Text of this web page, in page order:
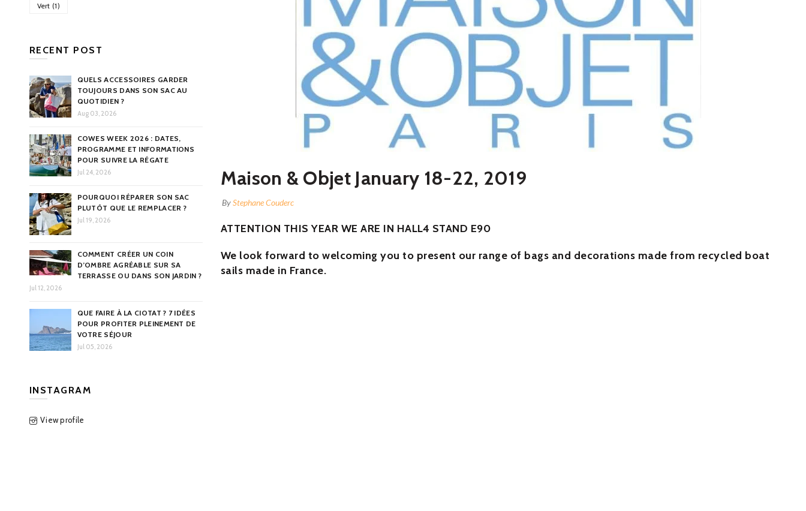
Maison & Objet January 18-22, 2019
ByStephane Couderc
ATTENTION THIS YEAR WE ARE IN HALL4 STAND E90
We look forward to welcoming you to present our range of bags and decorations made from recycled boat
sails made in France.
Vert (1)
RECENT POST
QUELS ACCESSOIRES GARDER
TOUJOURS DANS SON SAC AU
QUOTIDIEN ?
Aug 03, 2026
COWES WEEK 2026 : DATES,
PROGRAMME ET INFORMATIONS
POUR SUIVRE LA RÉGATE
Jul 24, 2026
POURQUOI RÉPARER SON SAC
PLUTÔT QUE LE REMPLACER ?
Jul 19, 2026
COMMENT CRÉER UN COIN
D’OMBRE AGRÉABLE SUR SA
TERRASSE OU DANS SON JARDIN ?
Jul 12, 2026
QUE FAIRE À LA CIOTAT ? 7 IDÉES
POUR PROFITER PLEINEMENT DE
VOTRE SÉJOUR
Jul 05, 2026
INSTAGRAM
View profile